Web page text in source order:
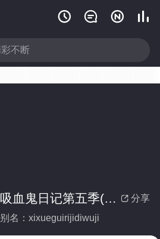
   
 分享
吸血鬼日记第五季(全集)
别名：xixueguirijidiwuji